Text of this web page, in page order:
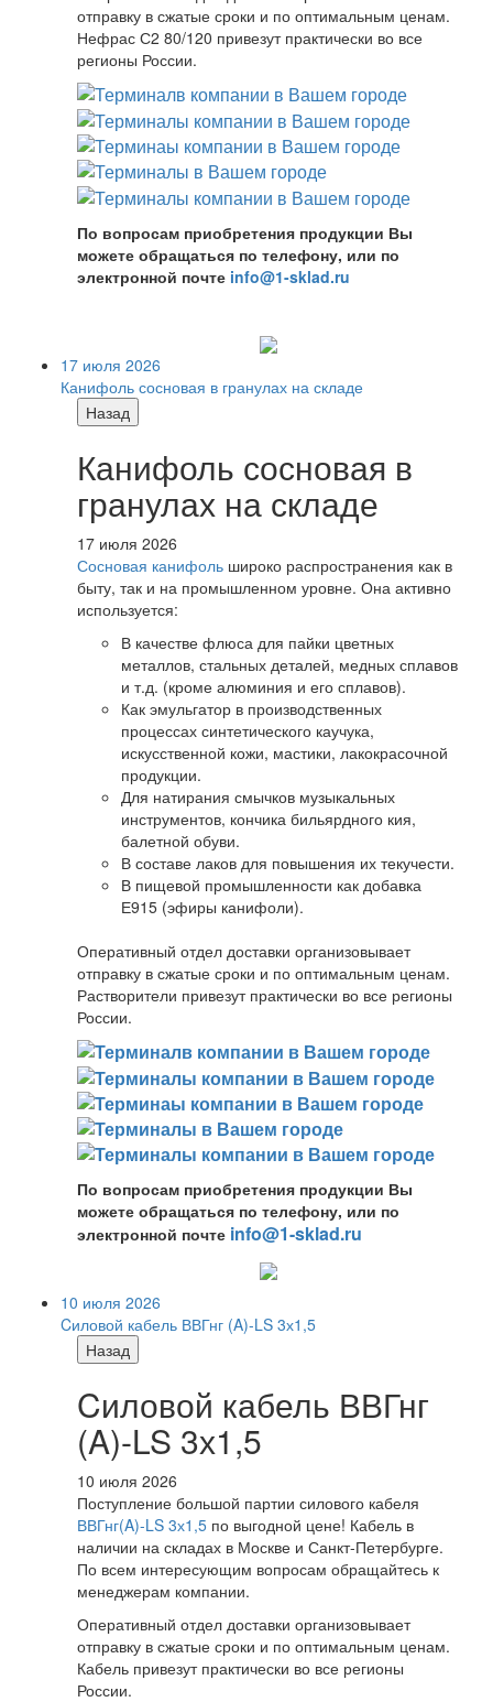
отправку в сжатые сроки и по оптимальным ценам.
Нефрас С2 80/120 привезут практически во все
регионы России.
По вопросам приобретения продукции Вы
можете обращаться по телефону, или по
электронной почте info@1-sklad.ru
17 июля 2026
Канифоль сосновая в гранулах на складе
Назад
Канифоль сосновая в
гранулах на складе
17 июля 2026
Сосновая канифоль широко распространения как в
быту, так и на промышленном уровне. Она активно
используется:
В качестве флюса для пайки цветных
металлов, стальных деталей, медных сплавов
и т.д. (кроме алюминия и его сплавов).
Как эмульгатор в производственных
процессах синтетического каучука,
искусственной кожи, мастики, лакокрасочной
продукции.
Для натирания смычков музыкальных
инструментов, кончика бильярдного кия,
балетной обуви.
В составе лаков для повышения их текучести.
В пищевой промышленности как добавка
Е915 (эфиры канифоли).
Оперативный отдел доставки организовывает
отправку в сжатые сроки и по оптимальным ценам.
Растворители привезут практически во все регионы
России.
По вопросам приобретения продукции Вы
можете обращаться по телефону, или по
электронной почте info@1-sklad.ru
10 июля 2026
Cиловой кабель ВВГнг (A)-LS 3х1,5
Назад
Cиловой кабель ВВГнг
(A)-LS 3х1,5
10 июля 2026
Поступление большой партии силового кабеля
ВВГнг(A)-LS 3х1,5 по выгодной цене! Кабель в
наличии на складах в Москве и Санкт-Петербурге.
По всем интересующим вопросам обращайтесь к
менеджерам компании.
Оперативный отдел доставки организовывает
отправку в сжатые сроки и по оптимальным ценам.
Кабель привезут практически во все регионы
России.